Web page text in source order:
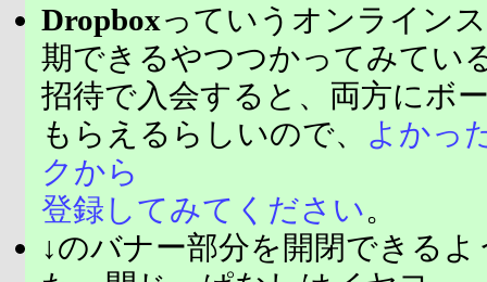
Dropboxっていうオンライン
期できるやつつかってみてい
招待で入会すると、両方にボ
もらえるらしいので、
よかっ
クから
登録してみてください。
↓のバナー部分を開閉できる